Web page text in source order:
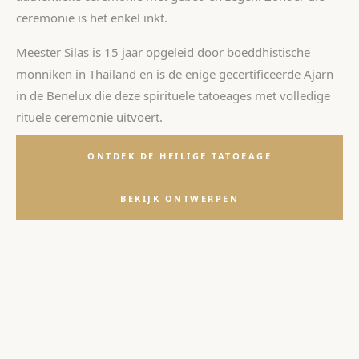
ceremonie is het enkel inkt.
Meester Silas is 15 jaar opgeleid door boeddhistische
monniken in Thailand en is de enige gecertificeerde Ajarn
in de Benelux die deze spirituele tatoeages met volledige
rituele ceremonie uitvoert.
ONTDEK DE HEILIGE TATOEAGE
BEKIJK ONTWERPEN